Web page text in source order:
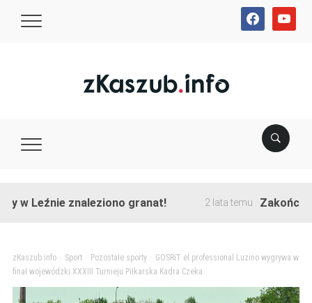
facebookyoutube
znaleziono granat! 2 lata temu Zakończono
zKaszub.info> Sport> Pozostałe sporty> GOSRiT el professional Luzino wygrywa w
finał wojewódzki XXXIII Turnieju Piłkarska Kadra Czeka